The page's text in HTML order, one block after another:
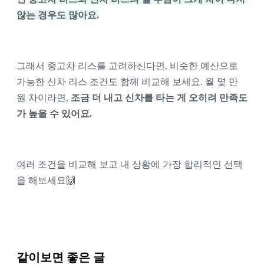
않는 경우도 많아요.
그래서 중고차 리스를 고려하신다면, 비슷한 예산으로
가능한 신차 리스 조건도 함께 비교해 보세요. 월 몇 만
원 차이라면, 조금 더 내고 신차를 타는 게 오히려 만족도
가 높을 수 있어요.
여러 조건을 비교해 보고 내 상황에 가장 합리적인 선택
을 해보세요🙌
같이보면 좋은 글